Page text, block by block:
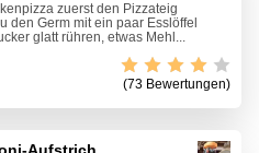
zuerst den Pizzateig
den Germ mit ein paar Esslöffel
glatt rühren, etwas Mehl...
(73 Bewertungen)